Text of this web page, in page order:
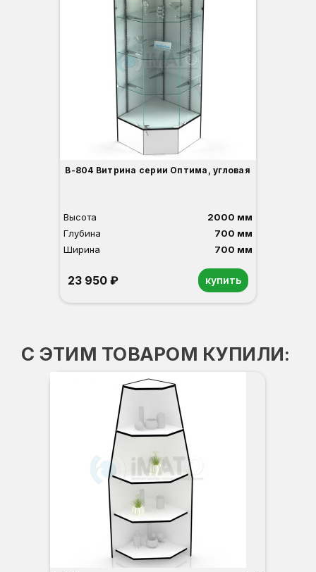
В-804 Витрина серии Оптима, угловая
Высота
2000 мм
Глубина
700 мм
Ширина
700 мм
23 950 ₽ купить
С ЭТИМ ТОВАРОМ КУПИЛИ: